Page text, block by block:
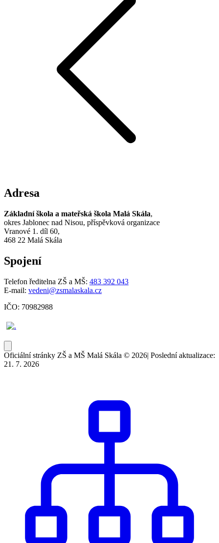
Adresa
Základní škola a mateřská škola Malá Skála,
okres Jablonec nad Nisou, příspěvková organizace
Vranové 1. díl 60,
468 22 Malá Skála
Spojení
Telefon ředitelna ZŠ a MŠ: 483 392 043
E-mail: vedeni@zsmalaskala.cz
IČO: 70982988
Oficiální stránky ZŠ a MŠ Malá Skála © 2026| Poslední aktualizace:
21. 7. 2026